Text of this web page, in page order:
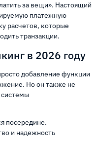
за вещи». Настоящий
платежную
расчетов, которые
транзакции.
в 2026 году
добавление функции
Но он также не
посередине.
и надежность